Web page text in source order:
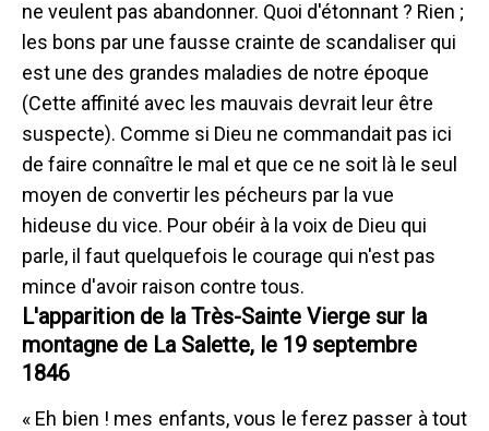
ne veulent pas abandonner. Quoi d'étonnant ? Rien ;
les bons par une fausse crainte de scandaliser qui
est une des grandes maladies de notre époque
(Cette affinité avec les mauvais devrait leur être
suspecte). Comme si Dieu ne commandait pas ici
de faire connaître le mal et que ce ne soit là le seul
moyen de convertir les pécheurs par la vue
hideuse du vice. Pour obéir à la voix de Dieu qui
parle, il faut quelquefois le courage qui n'est pas
mince d'avoir raison contre tous.
L'apparition de la Très-Sainte Vierge sur la
montagne de La Salette, le 19 septembre
1846
« Eh bien ! mes enfants, vous le ferez passer à tout